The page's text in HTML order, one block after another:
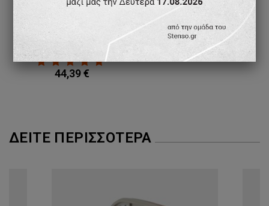
Παντελόνι εργασίας PAYPER FOREST POLAR BLACK
44,39 €
ΔΕΊΤΕ ΠΕΡΙΣΣΌΤΕΡΑ